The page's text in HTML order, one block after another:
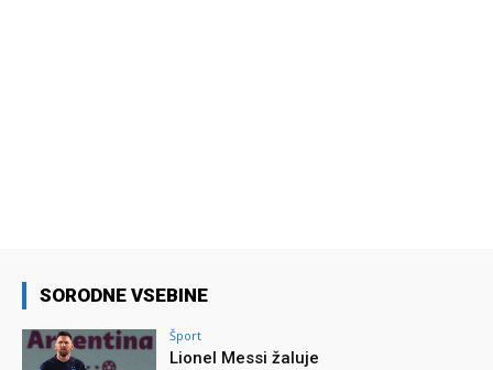
SORODNE VSEBINE
Šport
Lionel Messi žaluje